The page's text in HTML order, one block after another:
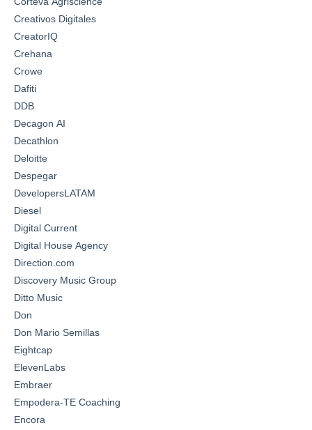
Creativos Digitales
CreatorIQ
Crehana
Crowe
Dafiti
DDB
Decagon AI
Decathlon
Deloitte
Despegar
DevelopersLATAM
Diesel
Digital Current
Digital House Agency
Direction.com
Discovery Music Group
Ditto Music
Don
Don Mario Semillas
Eightcap
ElevenLabs
Embraer
Empodera-TE Coaching
Encora